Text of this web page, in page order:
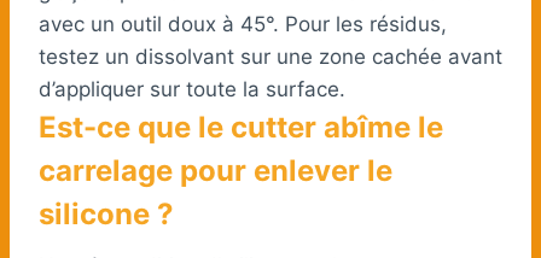
avec un outil doux à 45°. Pour les résidus,
testez un dissolvant sur une zone cachée avant
d’appliquer sur toute la surface.
Est-ce que le cutter abîme le
carrelage pour enlever le
silicone ?